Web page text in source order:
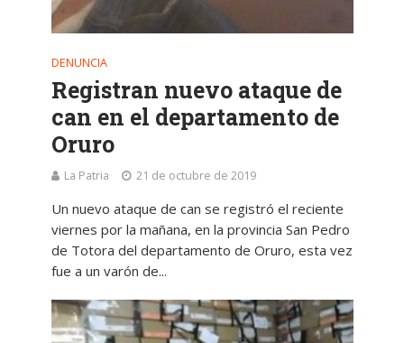
DENUNCIA
Registran nuevo ataque de
can en el departamento de
Oruro
La Patria 21 de octubre de 2019
Un nuevo ataque de can se registró el reciente
viernes por la mañana, en la provincia San Pedro
de Totora del departamento de Oruro, esta vez
fue a un varón de...